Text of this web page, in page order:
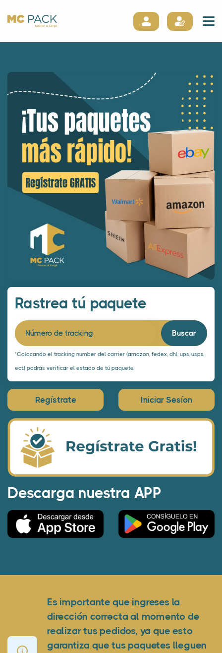
Rastrea tú paquete
Número de tracking
*Colocando el tracking number del carrier (amazon, fedex, dhl, ups, usps,
ect.) podrás verificar el estado de tú paquete.
Regístrate Iniciar Sesíon
Descarga nuestra APP
Es importante que ingreses la
dirección correcta al momento de
realizar tus pedidos, ya que esto
garantiza que tus paquetes lleguen